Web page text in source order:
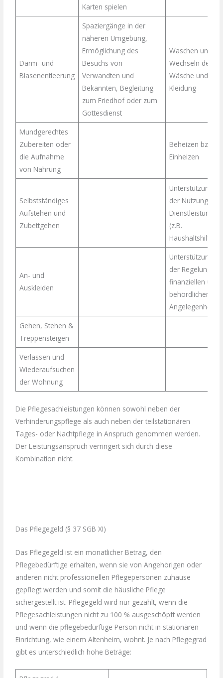
Karten spielen
Darm- und
Blasenentleerung
Spaziergänge in der
näheren Umgebung,
Ermöglichung des
Besuchs von
Verwandten und
Bekannten, Begleitung
zum Friedhof oder zum
Gottesdienst
Waschen und
Wechseln der
Wäsche und
Kleidung
Mundgerechtes
Zubereiten oder
die Aufnahme
von Nahrung
Beheizen bzw.
Einheizen
Selbstständiges
Aufstehen und
Zubettgehen
Unterstützung
der Nutzung von
Dienstleistungen
(z.B.
Haushaltshilfen
An- und
Auskleiden
Unterstützung
der Regelung
finanziellen und
behördlichen
Angelegenheiten
Gehen, Stehen &
Treppensteigen
Verlassen und
Wiederaufsuchen
der Wohnung
Die Pflegesachleistungen können sowohl neben der
Verhinderungspflege als auch neben der teilstationären
Tages- oder Nachtpflege in Anspruch genommen werden.
Der Leistungsanspruch verringert sich durch diese
Kombination nicht.
Das Pflegegeld (§ 37 SGB XI)
Das Pflegegeld ist ein monatlicher Betrag, den
Pflegebedürftige erhalten, wenn sie von Angehörigen oder
anderen nicht professionellen Pflegepersonen zuhause
gepflegt werden und somit die häusliche Pflege
sichergestellt ist. Pflegegeld wird nur gezahlt, wenn die
Pflegesachleistungen nicht zu 100 % ausgeschöpft werden
und wenn die pflegebedürftige Person nicht in stationären
Einrichtung, wie einem Altenheim, wohnt. Je nach Pflegegrad
gibt es unterschiedlich hohe Beträge: